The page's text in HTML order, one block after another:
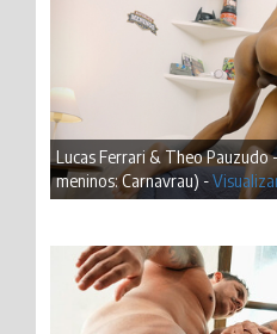
Lucas Ferrari & Theo Pauzudo
meninos: Carnavrau) -